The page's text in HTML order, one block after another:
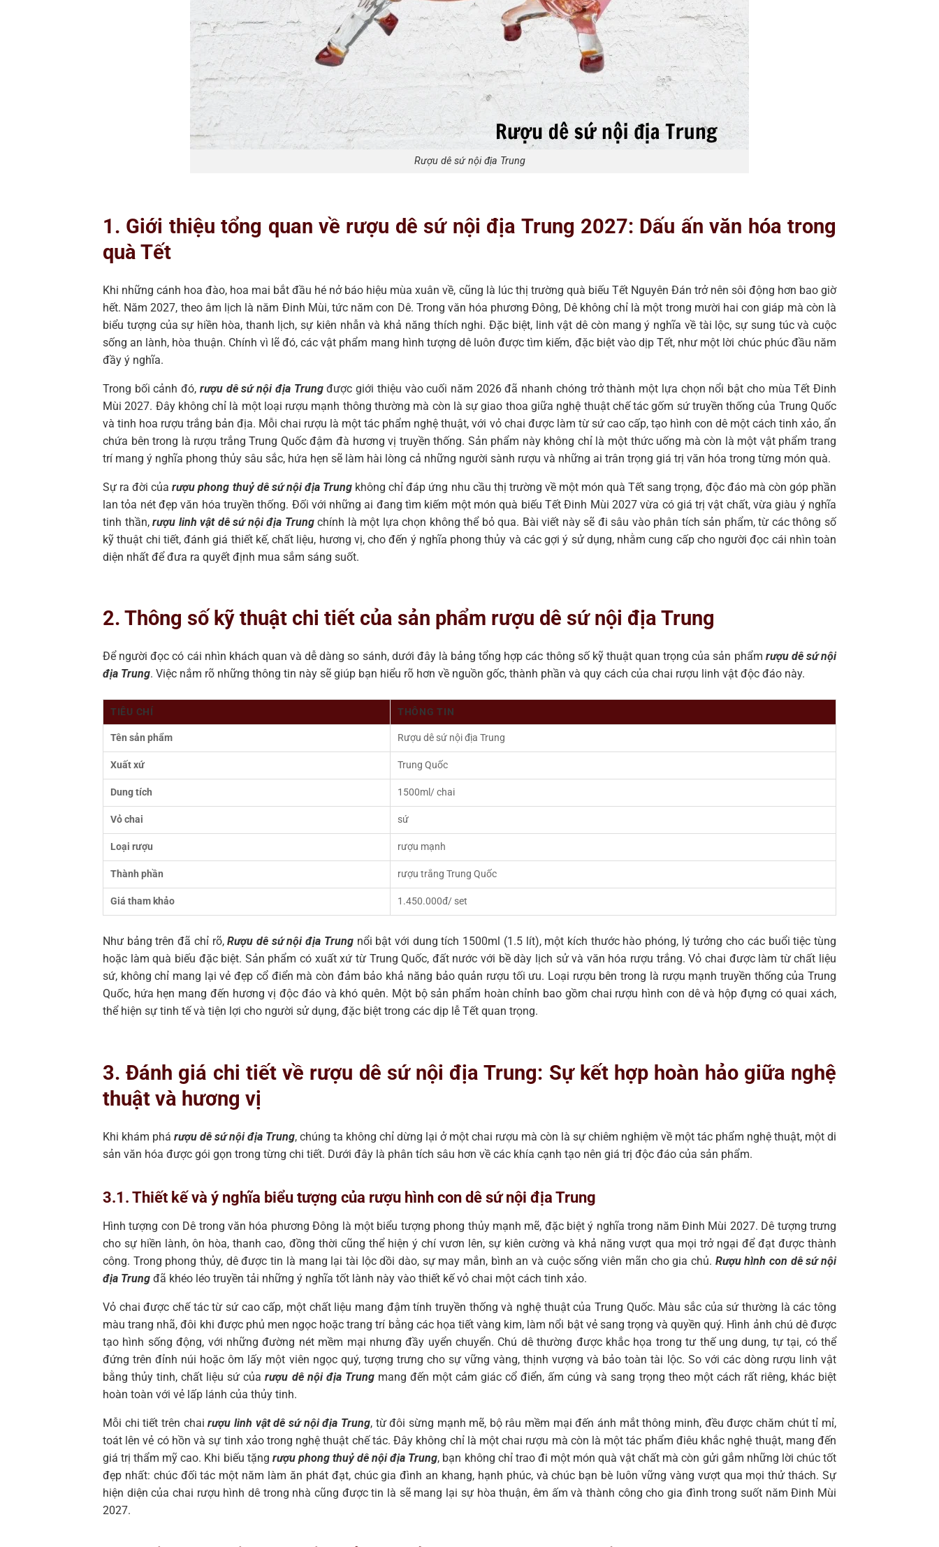
Rượu dê sứ nội địa Trung
1. Giới thiệu tổng quan về rượu dê sứ nội địa Trung 2027: Dấu ấn văn hóa trong
quà Tết
Khi những cánh hoa đào, hoa mai bắt đầu hé nở báo hiệu mùa xuân về, cũng là lúc thị trường quà biếu Tết Nguyên Đán trở nên sôi động hơn bao giờ
hết. Năm 2027, theo âm lịch là năm Đinh Mùi, tức năm con Dê. Trong văn hóa phương Đông, Dê không chỉ là một trong mười hai con giáp mà còn là
biểu tượng của sự hiền hòa, thanh lịch, sự kiên nhẫn và khả năng thích nghi. Đặc biệt, linh vật dê còn mang ý nghĩa về tài lộc, sự sung túc và cuộc
sống an lành, hòa thuận. Chính vì lẽ đó, các vật phẩm mang hình tượng dê luôn được tìm kiếm, đặc biệt vào dịp Tết, như một lời chúc phúc đầu năm
đầy ý nghĩa.
Trong bối cảnh đó, rượu dê sứ nội địa Trungđược giới thiệu vào cuối năm 2026 đã nhanh chóng trở thành một lựa chọn nổi bật cho mùa Tết Đinh
Mùi 2027. Đây không chỉ là một loại rượu mạnh thông thường mà còn là sự giao thoa giữa nghệ thuật chế tác gốm sứ truyền thống của Trung Quốc
và tinh hoa rượu trắng bản địa. Mỗi chai rượu là một tác phẩm nghệ thuật, với vỏ chai được làm từ sứ cao cấp, tạo hình con dê một cách tinh xảo, ẩn
chứa bên trong là rượu trắng Trung Quốc đậm đà hương vị truyền thống. Sản phẩm này không chỉ là một thức uống mà còn là một vật phẩm trang
trí mang ý nghĩa phong thủy sâu sắc, hứa hẹn sẽ làm hài lòng cả những người sành rượu và những ai trân trọng giá trị văn hóa trong từng món quà.
Sự ra đời củarượu phong thuỷ dê sứ nội địa Trung không chỉ đáp ứng nhu cầu thị trường về một món quà Tết sang trọng, độc đáo mà còn góp phần
lan tỏa nét đẹp văn hóa truyền thống. Đối với những ai đang tìm kiếm một món quà biếu Tết Đinh Mùi 2027 vừa có giá trị vật chất, vừa giàu ý nghĩa
tinh thần,rượu linh vật dê sứ nội địa Trungchính là một lựa chọn không thể bỏ qua. Bài viết này sẽ đi sâu vào phân tích sản phẩm, từ các thông số
kỹ thuật chi tiết, đánh giá thiết kế, chất liệu, hương vị, cho đến ý nghĩa phong thủy và các gợi ý sử dụng, nhằm cung cấp cho người đọc cái nhìn toàn
diện nhất để đưa ra quyết định mua sắm sáng suốt.
2. Thông số kỹ thuật chi tiết của sản phẩm rượu dê sứ nội địa Trung
Để người đọc có cái nhìn khách quan và dễ dàng so sánh, dưới đây là bảng tổng hợp các thông số kỹ thuật quan trọng của sản phẩm rượu dê sứ nội
địa Trung. Việc nắm rõ những thông tin này sẽ giúp bạn hiểu rõ hơn về nguồn gốc, thành phần và quy cách của chai rượu linh vật độc đáo này.
TIÊU CHÍ THÔNG TIN
Tên sản phẩm Rượu dê sứ nội địa Trung
Xuất xứ Trung Quốc
Dung tích 1500ml/ chai
Vỏ chai sứ
Loại rượu rượu mạnh
Thành phần rượu trắng Trung Quốc
Giá tham khảo 1.450.000đ/ set
Như bảng trên đã chỉ rõ,Rượu dê sứ nội địa Trungnổi bật với dung tích 1500ml (1.5 lít), một kích thước hào phóng, lý tưởng cho các buổi tiệc tùng
hoặc làm quà biếu đặc biệt. Sản phẩm có xuất xứ từ Trung Quốc, đất nước với bề dày lịch sử và văn hóa rượu trắng. Vỏ chai được làm từ chất liệu
sứ, không chỉ mang lại vẻ đẹp cổ điển mà còn đảm bảo khả năng bảo quản rượu tối ưu. Loại rượu bên trong là rượu mạnh truyền thống của Trung
Quốc, hứa hẹn mang đến hương vị độc đáo và khó quên. Một bộ sản phẩm hoàn chỉnh bao gồm chai rượu hình con dê và hộp đựng có quai xách,
thể hiện sự tinh tế và tiện lợi cho người sử dụng, đặc biệt trong các dịp lễ Tết quan trọng.
3. Đánh giá chi tiết về rượu dê sứ nội địa Trung: Sự kết hợp hoàn hảo giữa nghệ
thuật và hương vị
Khi khám phá rượu dê sứ nội địa Trung, chúng ta không chỉ dừng lại ở một chai rượu mà còn là sự chiêm nghiệm về một tác phẩm nghệ thuật, một di
sản văn hóa được gói gọn trong từng chi tiết. Dưới đây là phân tích sâu hơn về các khía cạnh tạo nên giá trị độc đáo của sản phẩm.
3.1. Thiết kế và ý nghĩa biểu tượng của rượu hình con dê sứ nội địa Trung
Hình tượng con Dê trong văn hóa phương Đông là một biểu tượng phong thủy mạnh mẽ, đặc biệt ý nghĩa trong năm Đinh Mùi 2027. Dê tượng trưng
cho sự hiền lành, ôn hòa, thanh cao, đồng thời cũng thể hiện ý chí vươn lên, sự kiên cường và khả năng vượt qua mọi trở ngại để đạt được thành
công. Trong phong thủy, dê được tin là mang lại tài lộc dồi dào, sự may mắn, bình an và cuộc sống viên mãn cho gia chủ. Rượu hình con dê sứ nội
địa Trung đã khéo léo truyền tải những ý nghĩa tốt lành này vào thiết kế vỏ chai một cách tinh xảo.
Vỏ chai được chế tác từ sứ cao cấp, một chất liệu mang đậm tính truyền thống và nghệ thuật của Trung Quốc. Màu sắc của sứ thường là các tông
màu trang nhã, đôi khi được phủ men ngọc hoặc trang trí bằng các họa tiết vàng kim, làm nổi bật vẻ sang trọng và quyền quý. Hình ảnh chú dê được
tạo hình sống động, với những đường nét mềm mại nhưng đầy uyển chuyển. Chú dê thường được khắc họa trong tư thế ung dung, tự tại, có thể
đứng trên đỉnh núi hoặc ôm lấy một viên ngọc quý, tượng trưng cho sự vững vàng, thịnh vượng và bảo toàn tài lộc. So với các dòng rượu linh vật
bằng thủy tinh, chất liệu sứ củarượu dê nội địa Trungmang đến một cảm giác cổ điển, ấm cúng và sang trọng theo một cách rất riêng, khác biệt
hoàn toàn với vẻ lấp lánh của thủy tinh.
Mỗi chi tiết trên chairượu linh vật dê sứ nội địa Trung, từ đôi sừng mạnh mẽ, bộ râu mềm mại đến ánh mắt thông minh, đều được chăm chút tỉ mỉ,
toát lên vẻ có hồn và sự tinh xảo trong nghệ thuật chế tác. Đây không chỉ là một chai rượu mà còn là một tác phẩm điêu khắc nghệ thuật, mang đến
giá trị thẩm mỹ cao. Khi biếu tặng rượu phong thuỷ dê nội địa Trung, bạn không chỉ trao đi một món quà vật chất mà còn gửi gắm những lời chúc tốt
đẹp nhất: chúc đối tác một năm làm ăn phát đạt, chúc gia đình an khang, hạnh phúc, và chúc bạn bè luôn vững vàng vượt qua mọi thử thách. Sự
hiện diện của chai rượu hình dê trong nhà cũng được tin là sẽ mang lại sự hòa thuận, êm ấm và thành công cho gia đình trong suốt năm Đinh Mùi
2027.